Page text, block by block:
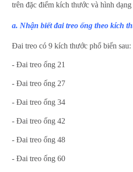
trên đặc điểm kích thước và hình dạng
a. Nhận biết đai treo ống theo kích
Đai treo có 9 kích thước phổ biến sau:
- Đai treo ống 21
- Đai treo ống 27
- Đai treo ống 34
- Đai treo ống 42
- Đai treo ống 48
- Đai treo ống 60